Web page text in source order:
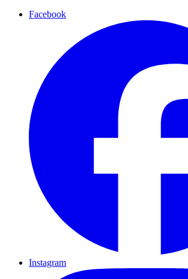
Facebook
Instagram